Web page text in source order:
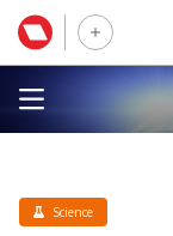
Science